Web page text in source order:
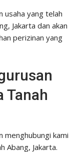
usaha yang telah
Jakarta dan akan
perizinan yang
Tanah
menghubungi kami
Abang, Jakarta.